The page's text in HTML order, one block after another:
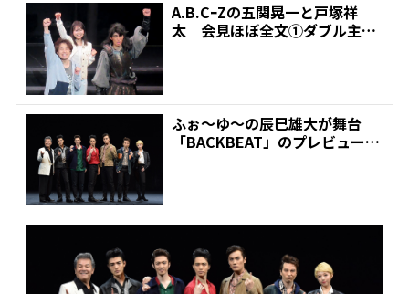
A.B.CｰZの五関晃一と戸塚祥
太 会見ほぼ全文①ダブル主演
ふぉ～ゆ～の辰巳雄大が舞台
「BACKBEAT」のプレビュー公